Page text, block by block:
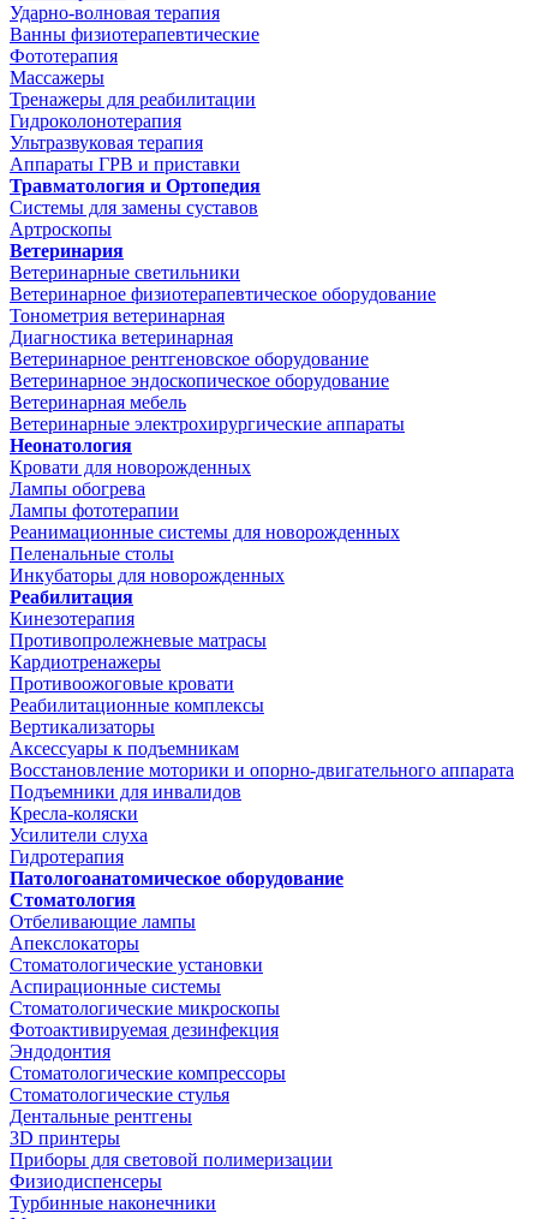
Ударно-волновая терапия
Ванны физиотерапевтические
Фототерапия
Массажеры
Тренажеры для реабилитации
Гидроколонотерапия
Ультразвуковая терапия
Аппараты ГРВ и приставки
Травматология и Ортопедия
Системы для замены суставов
Артроскопы
Ветеринария
Ветеринарные светильники
Ветеринарное физиотерапевтическое оборудование
Тонометрия ветеринарная
Диагностика ветеринарная
Ветеринарное рентгеновское оборудование
Ветеринарное эндоскопическое оборудование
Ветеринарная мебель
Ветеринарные электрохирургические аппараты
Неонатология
Кровати для новорожденных
Лампы обогрева
Лампы фототерапии
Реанимационные системы для новорожденных
Пеленальные столы
Инкубаторы для новорожденных
Реабилитация
Кинезотерапия
Противопролежневые матрасы
Кардиотренажеры
Противоожоговые кровати
Реабилитационные комплексы
Вертикализаторы
Аксессуары к подъемникам
Восстановление моторики и опорно-двигательного аппарата
Подъемники для инвалидов
Кресла-коляски
Усилители слуха
Гидротерапия
Патологоанатомическое оборудование
Стоматология
Отбеливающие лампы
Апекслокаторы
Стоматологические установки
Аспирационные системы
Стоматологические микроскопы
Фотоактивируемая дезинфекция
Эндодонтия
Стоматологические компрессоры
Стоматологические стулья
Дентальные рентгены
3D принтеры
Приборы для световой полимеризации
Физиодиспенсеры
Турбинные наконечники